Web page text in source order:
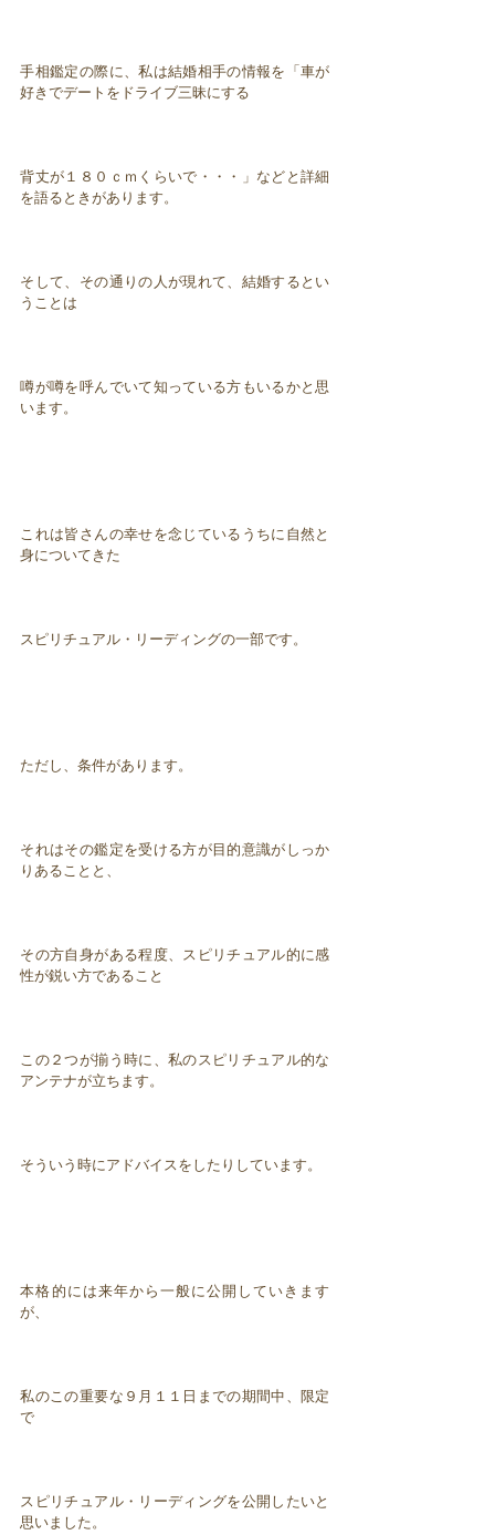
手相鑑定の際に、私は結婚相手の情報を「車が
好きでデートをドライブ三昧にする
背丈が１８０ｃｍくらいで・・・」などと詳細
を語るときがあります。
そして、その通りの人が現れて、結婚するとい
うことは
噂が噂を呼んでいて知っている方もいるかと思
います。
これは皆さんの幸せを念じているうちに自然と
身についてきた
スピリチュアル・リーディングの一部です。
ただし、条件があります。
それはその鑑定を受ける方が目的意識がしっか
りあることと、
その方自身がある程度、スピリチュアル的に感
性が鋭い方であること
この２つが揃う時に、私のスピリチュアル的な
アンテナが立ちます。
そういう時にアドバイスをしたりしています。
本格的には来年から一般に公開していきます
が、
私のこの重要な９月１１日までの期間中、限定
で
スピリチュアル・リーディングを公開したいと
思いました。